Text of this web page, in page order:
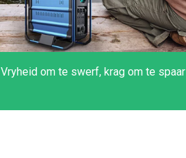
Vryheid om te swerf, krag om te spaar